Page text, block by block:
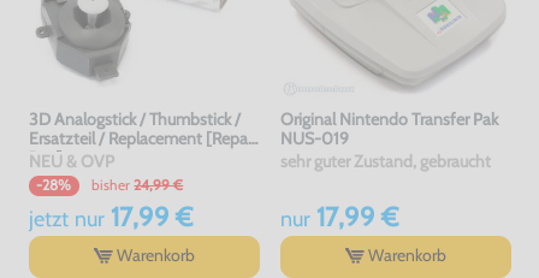
3D Analogstick / Thumbstick /
Ersatzteil / Replacement [Repair
Box]
NEU & OVP
-28% bisher 24,99 €
jetzt nur17,99 €
Warenkorb
Original Nintendo Transfer Pak
NUS-019
sehr guter Zustand, gebraucht
nur17,99 €
Warenkorb